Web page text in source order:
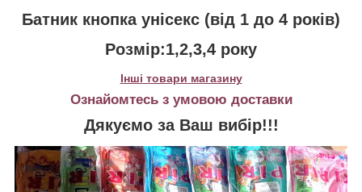
Батник кнопка унісекс (від 1 до 4 років)
Розмір:1,2,3,4 року
Інші товари магазину
Ознайомтесь з умовою доставки
Дякуємо за Ваш вибір!!!